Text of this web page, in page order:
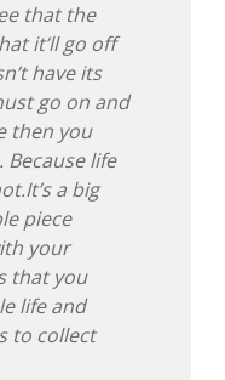
2016
2017
2018
2019
2020
2021
that the
it’ll go off
have its
go on and
then you
Because life
a big
piece
your
that you
life and
to collect